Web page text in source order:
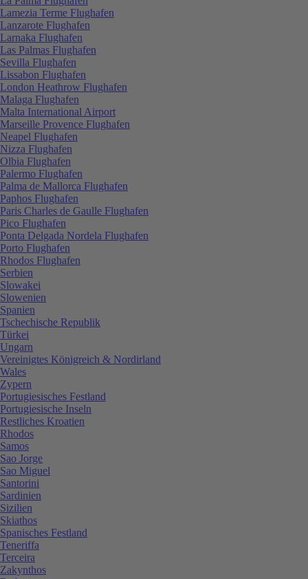
Lamezia Terme Flughafen
Lanzarote Flughafen
Larnaka Flughafen
Las Palmas Flughafen
Sevilla Flughafen
Lissabon Flughafen
London Heathrow Flughafen
Malaga Flughafen
Malta International Airport
Marseille Provence Flughafen
Neapel Flughafen
Nizza Flughafen
Olbia Flughafen
Palermo Flughafen
Palma de Mallorca Flughafen
Paphos Flughafen
Paris Charles de Gaulle Flughafen
Pico Flughafen
Ponta Delgada Nordela Flughafen
Porto Flughafen
Rhodos Flughafen
Serbien
Slowakei
Slowenien
Spanien
Tschechische Republik
Türkei
Ungarn
Vereinigtes Königreich & Nordirland
Wales
Zypern
Portugiesisches Festland
Portugiesische Inseln
Restliches Kroatien
Rhodos
Samos
Sao Jorge
Sao Miguel
Santorini
Sardinien
Sizilien
Skiathos
Spanisches Festland
Teneriffa
Terceira
Zakynthos